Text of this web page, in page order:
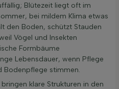
Blütezeit liegt oft im
bei mildem Klima etwas
den Boden, schützt Stauden
Vögel und Insekten
Formbäume
Lebensdauer, wenn Pflege
Bodenpflege stimmen.
klare Strukturen in den